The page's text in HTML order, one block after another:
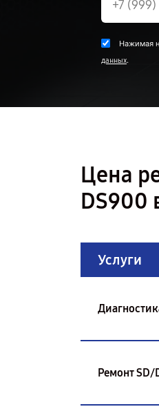
Нажимая
данных.
Цена
DS900
Услуги
Ремонт SD/